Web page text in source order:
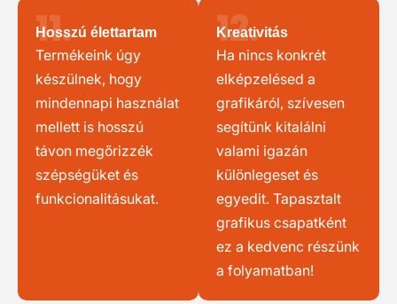
11.
Hosszú élettartam
Termékeink úgy
készülnek, hogy
mindennapi használat
mellett is hosszú
távon megőrizzék
szépségüket és
funkcionalitásukat.
12.
Kreativitás
Ha nincs konkrét
elképzelésed a
grafikáról, szívesen
segítünk kitalálni
valami igazán
különlegeset és
egyedit. Tapasztalt
grafikus csapatként
ez a kedvenc részünk
a folyamatban!